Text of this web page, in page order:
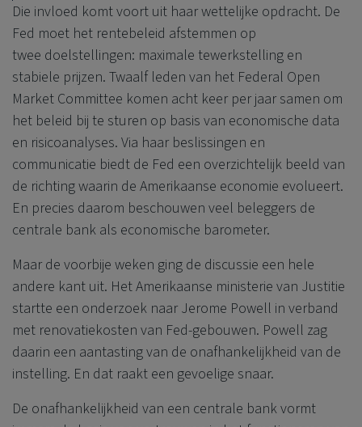
Die invloed komt voort uit haar wettelijke opdracht. De
Fed moet het rentebeleid afstemmen op
twee doelstellingen: maximale tewerkstelling en
stabiele prijzen. Twaalf leden van het Federal Open
Market Committee komen acht keer per jaar samen om
het beleid bij te sturen op basis van economische data
en risicoanalyses. Via haar beslissingen en
communicatie biedt de Fed een overzichtelijk beeld van
de richting waarin de Amerikaanse economie evolueert.
En precies daarom beschouwen veel beleggers de
centrale bank als economische barometer.
Maar de voorbije weken ging de discussie een hele
andere kant uit. Het Amerikaanse ministerie van Justitie
startte een onderzoek naar Jerome Powell in verband
met renovatiekosten van Fed-gebouwen. Powell zag
daarin een aantasting van de onafhankelijkheid van de
instelling. En dat raakt een gevoelige snaar.
De onafhankelijkheid van een centrale bank vormt